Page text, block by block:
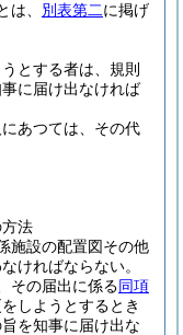
は、 別表第二に掲げ
とする者は、規則
に届け出なければ
あつては、その代
法
施設の配置図その他
ければならない。
その届出に係る同項
しようとするとき
を知事に届け出な